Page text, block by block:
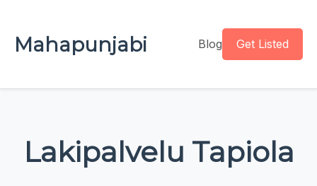
Mahapunjabi Blog Get Listed
Lakipalvelu Tapiola